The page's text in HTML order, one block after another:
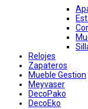
Relojes
Zapateros
Mueble Gestion
Meyvaser
DecoPako
DecoEko